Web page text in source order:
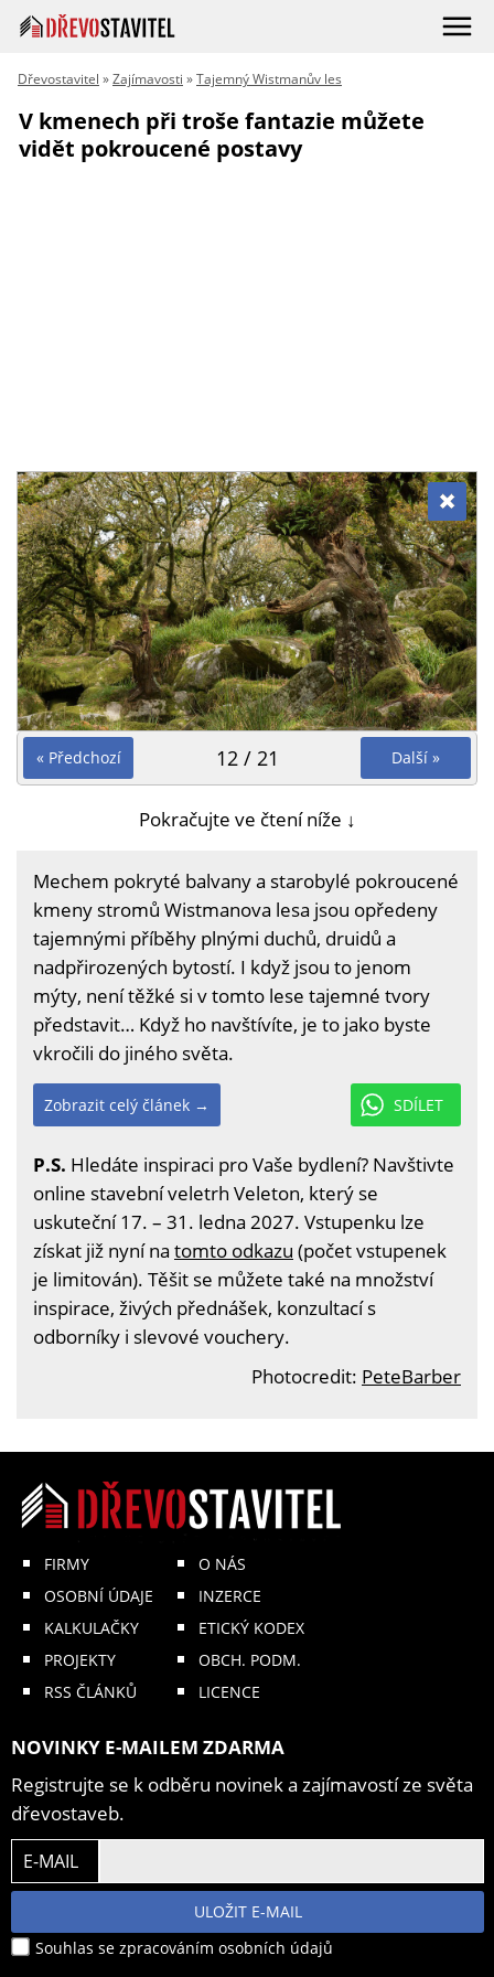
Dřevostavitel »Zajímavosti »Tajemný Wistmanův les
V kmenech při troše fantazie můžete
vidět pokroucené postavy
« Předchozí Další »
12 / 21
Pokračujte ve čtení níže ↓
Mechem pokryté balvany a starobylé pokroucené
kmeny stromů Wistmanova lesa jsou opředeny
tajemnými příběhy plnými duchů, druidů a
nadpřirozených bytostí. I když jsou to jenom
mýty, není těžké si v tomto lese tajemné tvory
představit… Když ho navštívíte, je to jako byste
vkročili do jiného světa.
SDÍLET
Zobrazit celý článek →
P.S. Hledáte inspiraci pro Vaše bydlení? Navštivte
online stavební veletrh Veleton, který se
uskuteční 17. – 31. ledna 2027. Vstupenku lze
získat již nyní na tomto odkazu (počet vstupenek
je limitován). Těšit se můžete také na množství
inspirace, živých přednášek, konzultací s
odborníky i slevové vouchery.
Photocredit: PeteBarber
FIRMY
OSOBNÍ ÚDAJE
KALKULAČKY
PROJEKTY
RSS ČLÁNKŮ
O NÁS
INZERCE
ETICKÝ KODEX
OBCH. PODM.
LICENCE
NOVINKY E-MAILEM ZDARMA
Registrujte se k odběru novinek a zajímavostí ze světa
dřevostaveb.
E-MAIL
ULOŽIT E-MAIL
Souhlas se zpracováním osobních údajů